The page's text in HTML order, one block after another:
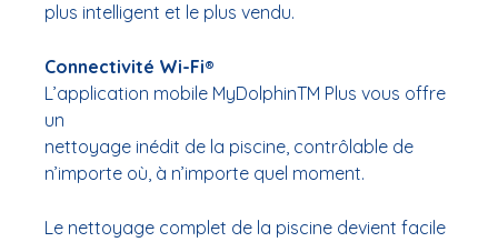
plus intelligent et le plus vendu.
Connectivité Wi-Fi®
L’application mobile MyDolphinTM Plus vous offre
un
nettoyage inédit de la piscine, contrôlable de
n’importe où, à n’importe quel moment.
Le nettoyage complet de la piscine devient facile